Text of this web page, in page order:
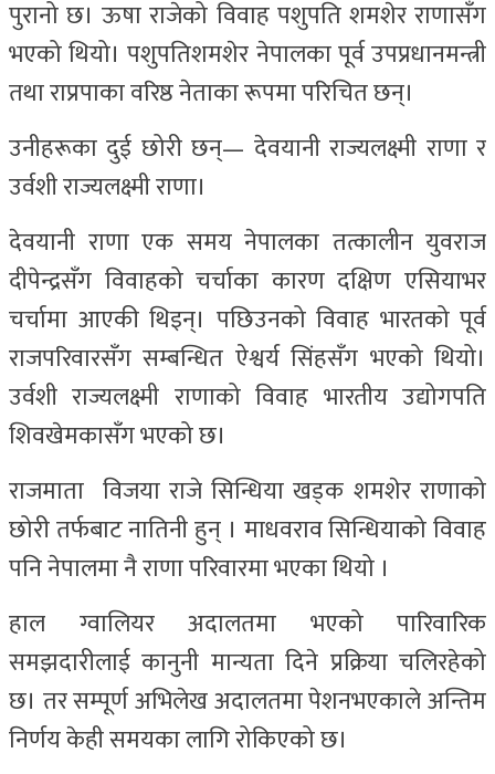
पुरानो छ। ऊषा राजेको विवाह पशुपति शमशेर राणासँग
भएको थियो। पशुपतिशमशेर नेपालका पूर्व उपप्रधानमन्त्री
तथा राप्रपाका वरिष्ठ नेताका रूपमा परिचित छन्।
उनीहरूका दुई छोरी छन्— देवयानी राज्यलक्ष्मी राणा र
उर्वशी राज्यलक्ष्मी राणा।
देवयानी राणा एक समय नेपालका तत्कालीन युवराज
दीपेन्द्रसँग विवाहको चर्चाका कारण दक्षिण एसियाभर
चर्चामा आएकी थिइन्। पछिउनको विवाह भारतको पूर्व
राजपरिवारसँग सम्बन्धित ऐश्वर्य सिंहसँग भएको थियो।
उर्वशी राज्यलक्ष्मी राणाको विवाह भारतीय उद्योगपति
शिवखेमकासँग भएको छ।
राजमाता विजया राजे सिन्धिया खड्क शमशेर राणाको
छोरी तर्फबाट नातिनी हुन् । माधवराव सिन्धियाको विवाह
पनि नेपालमा नै राणा परिवारमा भएका थियो ।
हाल ग्वालियर अदालतमा भएको पारिवारिक
समझदारीलाई कानुनी मान्यता दिने प्रक्रिया चलिरहेको
छ। तर सम्पूर्ण अभिलेख अदालतमा पेशनभएकाले अन्तिम
निर्णय केही समयका लागि रोकिएको छ।